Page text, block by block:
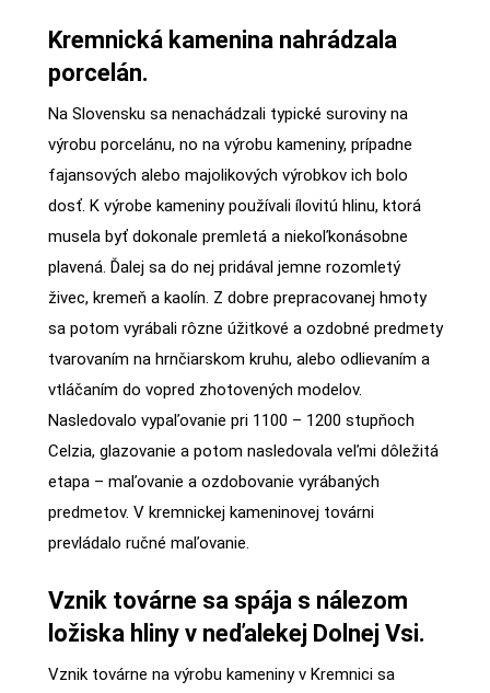
Kremnická kamenina nahrádzala
porcelán.
Na Slovensku sa nenachádzali typické suroviny na
výrobu porcelánu, no na výrobu kameniny, prípadne
fajansových alebo majolikových výrobkov ich bolo
dosť. K výrobe kameniny používali ílovitú hlinu, ktorá
musela byť dokonale premletá a niekoľkonásobne
plavená. Ďalej sa do nej pridával jemne rozomletý
živec, kremeň a kaolín. Z dobre prepracovanej hmoty
sa potom vyrábali rôzne úžitkové a ozdobné predmety
tvarovaním na hrnčiarskom kruhu, alebo odlievaním a
vtláčaním do vopred zhotovených modelov.
Nasledovalo vypaľovanie pri 1100 – 1200 stupňoch
Celzia, glazovanie a potom nasledovala veľmi dôležitá
etapa – maľovanie a ozdobovanie vyrábaných
predmetov. V kremnickej kameninovej továrni
prevládalo ručné maľovanie.
Vznik továrne sa spája s nálezom
ložiska hliny v neďalekej Dolnej Vsi.
Vznik továrne na výrobu kameniny v Kremnici sa